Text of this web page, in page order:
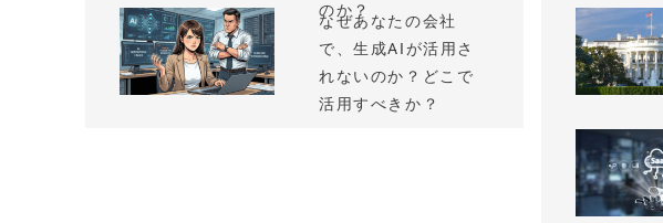
のか？
なぜあなたの会社
で、生成AIが活用さ
れないのか？どこで
活用すべきか？